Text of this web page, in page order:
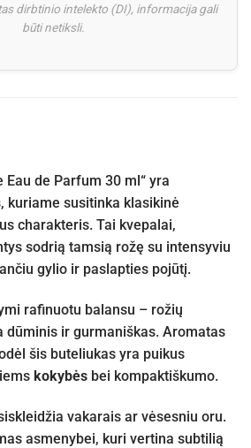
dirbtinio intelekto (DI), informacija gali
būti netiksli.
Eau de Parfum 30 ml“ yra
kuriame susitinka klasikinė
charakteris. Tai kvepalai,
sodrią tamsią rožę su intensyviu
gylio ir paslapties pojūtį.
rafinuotu balansu – rožių
dūminis ir gurmaniškas. Aromatas
šis buteliukas yra puikus
kokybės bei kompaktiškumo.
vakarais ar vėsesniu oru.
asmenybei, kuri vertina subtilią